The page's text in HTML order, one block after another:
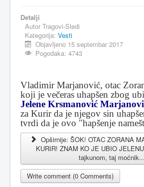
Detalji
Autor Tragovi-Sledi
Kategorija: Vesti
Objavljeno 15 septembar 2017
Pogodaka: 4743
Vladimir Marjanović, otac
koji je večeras uhapšen zbog
Jelene Krsmanović
za Kurir da je njegov sin
tvrdi da je ovo "hapšenje
Opširnije: ŠOK! OTAC ZORANA
KURIR! ZNAM KO JE UBIO
tajkunom, taj moćnik...
Write comment (0 Comments)